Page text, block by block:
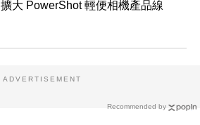
擴大 PowerShot 輕便相機產品線
Recommended by
ADVERTISEMENT